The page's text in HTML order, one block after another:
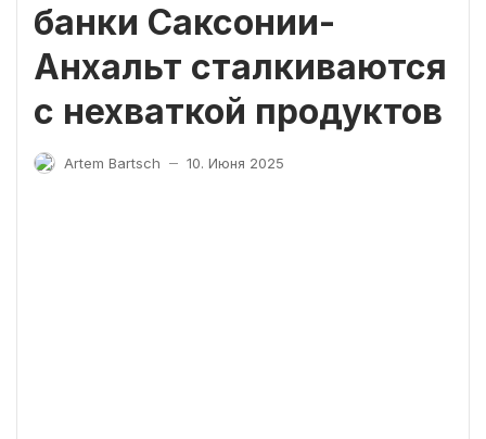
банки Саксонии-
Анхальт сталкиваются
с нехваткой продуктов
Artem Bartsch — 10. Июня 2025